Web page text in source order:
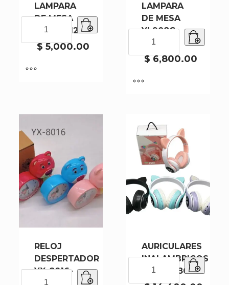
LAMPARA
DE MESA
373A-4-120
$5,000.00
MESA
4-
LAMPARA
DE MESA
YL908C-
144
$6,800.00
MESA
144
RELOJ
DESPERTADOR
YX-8016-
100
AURICULARES
INALAMBRICOS
STN-28-80
INALAMBRICOS